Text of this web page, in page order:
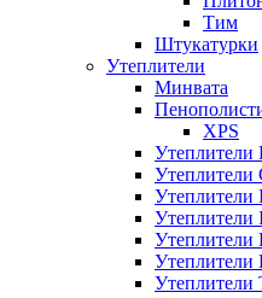
Тим
Штукатурки
Утеплители
Минвата
XPS
Утеплители
Утеплители
Утеплители
Утеплители
Утеплители
Утеплители
Утеплители